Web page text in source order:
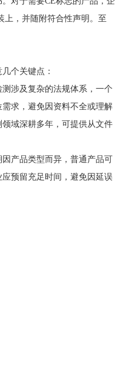
上，并随附符合性声明。至
个关键点：
涉及复杂的法规体系，一个
求，避免因资料不全或理解
域深耕多年，可提供从文件
产品类型而异，普通产品可
预留充足时间，避免因延误